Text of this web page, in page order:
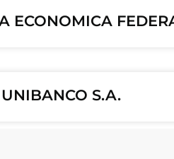
ECONOMICA
S.A.